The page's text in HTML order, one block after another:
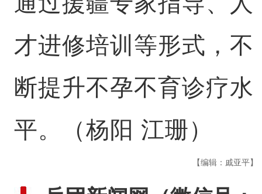
才进修培训等形式，不
断提升不孕不育诊疗水
平。（杨阳 江珊）
【编辑：戚亚平】